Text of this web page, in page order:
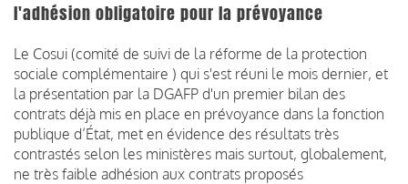
l'adhésion obligatoire pour la prévoyance
Le Cosui (comité de suivi de la réforme de la protection
sociale complémentaire ) qui s'est réuni le mois dernier, et
la présentation par la DGAFP d'un premier bilan des
contrats déjà mis en place en prévoyance dans la fonction
publique d’État, met en évidence des résultats très
contrastés selon les ministères mais surtout, globalement,
ne très faible adhésion aux contrats proposés